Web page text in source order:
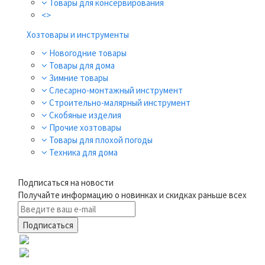
Товары для консервирования
<>
Хозтовары и инструменты
Новогодние товары
Товары для дома
Зимние товары
Слесарно-монтажный инструмент
Строительно-малярный инструмент
Скобяные изделия
Прочие хозтовары
Товары для плохой погоды
Техника для дома
Подписаться на новости
Получайте информацию о новинках и скидках раньше всех
Подписаться